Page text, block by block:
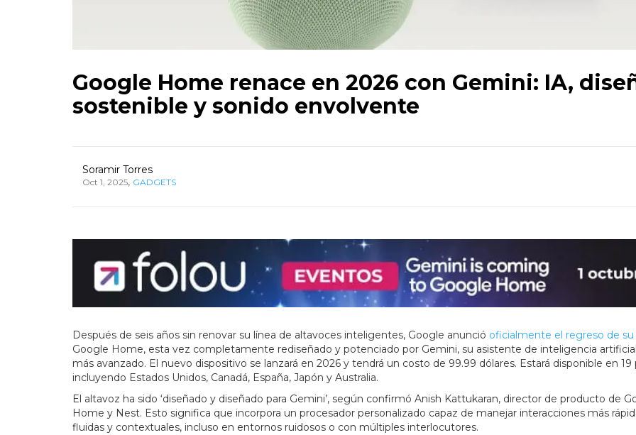
Google Home renace en 2026 con Gemini: IA,
sostenible y sonido envolvente
Soramir Torres
Oct 1, 2025, GADGETS
Después de seis años sin renovar su línea de altavoces inteligentes, Google anunció oficialmente el regreso de
Google Home, esta vez completamente rediseñado y potenciado por Gemini, su asistente de inteligencia
más avanzado. El nuevo dispositivo se lanzará en 2026 y tendrá un costo de 99.99 dólares. Estará disponible en 19
incluyendo Estados Unidos, Canadá, España, Japón y Australia.
El altavoz ha sido ‘diseñado y diseñado para Gemini’, según confirmó Anish Kattukaran, director de producto de
Home y Nest. Esto significa que incorpora un procesador personalizado capaz de manejar interacciones más
fluidas y contextuales, incluso en entornos ruidosos o con múltiples interlocutores.